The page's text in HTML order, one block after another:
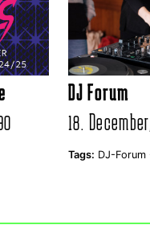
DJ Forum
18.
Tags: DJ-Forum